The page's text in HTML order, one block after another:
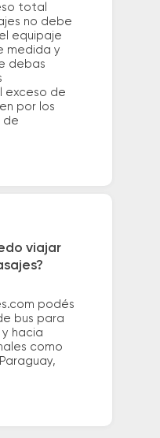
total
no debe
el equipaje
medida y
debas
exceso de
por los
de
viajar
podés
bus para
hacia
como